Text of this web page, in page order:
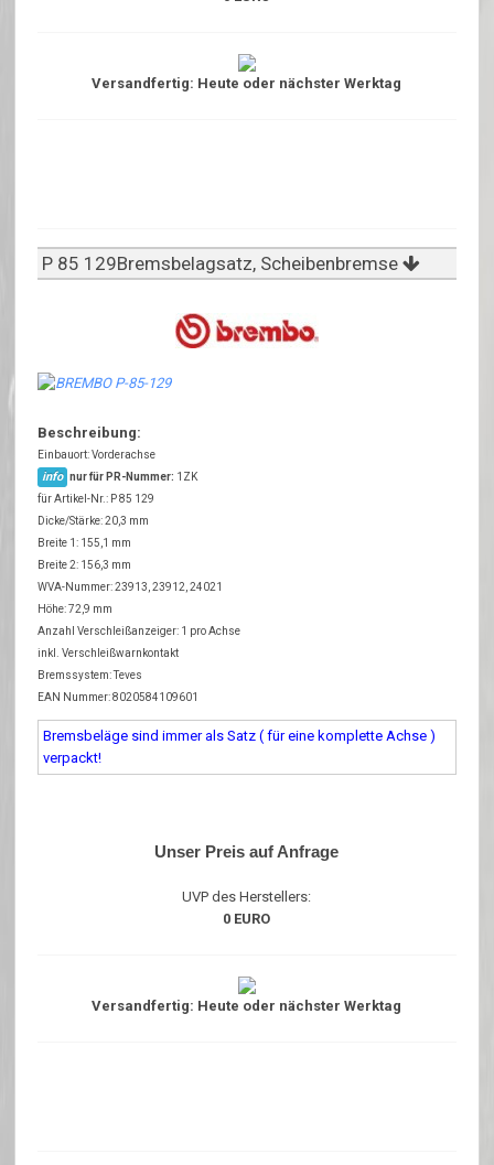
Versandfertig: Heute oder nächster Werktag
P 85 129Bremsbelagsatz, Scheibenbremse
Beschreibung:
Einbauort: Vorderachse
info nur für PR-Nummer: 1ZK
für Artikel-Nr.: P 85 129
Dicke/Stärke: 20,3 mm
Breite 1: 155,1 mm
Breite 2: 156,3 mm
WVA-Nummer: 23913, 23912, 24021
Höhe: 72,9 mm
Anzahl Verschleißanzeiger: 1 pro Achse
inkl. Verschleißwarnkontakt
Bremssystem: Teves
EAN Nummer: 8020584109601
Bremsbeläge sind immer als Satz ( für eine komplette Achse )
verpackt!
Unser Preis auf Anfrage
UVP des Herstellers:
0 EURO
Versandfertig: Heute oder nächster Werktag